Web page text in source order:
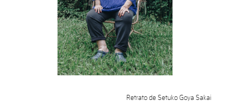
Retrato de Setuko Goya Sakai